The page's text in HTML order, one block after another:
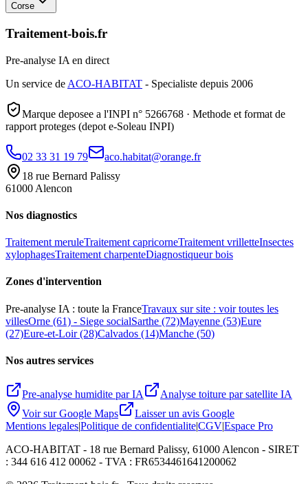
Corse
Traitement-bois.fr
Pre-analyse IA en direct
Un service de ACO-HABITAT - Specialiste depuis 2006
Marque deposee a l'INPI n° 5266768 · Methode et format de
rapport proteges (depot e-Soleau INPI)
02 33 31 19 79
aco.habitat@orange.fr
18 rue Bernard Palissy
61000 Alencon
Nos diagnostics
Traitement meruleTraitement capricorneTraitement vrilletteInsectes
xylophagesTraitement charpenteDiagnostiqueur bois
Zones d'intervention
Pre-analyse IA : toute la FranceTravaux sur site : voir toutes les
villesOrne (61) - Siege socialSarthe (72)Mayenne (53)Eure
(27)Eure-et-Loir (28)Calvados (14)Manche (50)
Nos autres services
Pre-analyse humidite par IA
Analyse toiture par satellite IA
Voir sur Google Maps
Laisser un avis Google
Mentions legales|Politique de confidentialite|CGV|Espace Pro
ACO-HABITAT - 18 rue Bernard Palissy, 61000 Alencon - SIRET
: 344 616 412 00062 - TVA : FR6534461641200062